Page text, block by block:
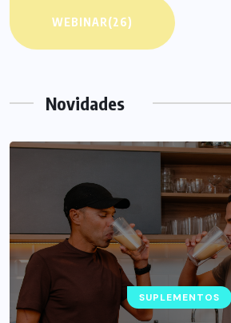
WEBINAR(26)
Novidades
SUPLEMENTOS